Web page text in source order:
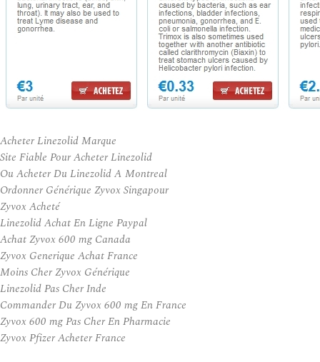
Acheter Linezolid Marque
Site Fiable Pour Acheter Linezolid
Ou Acheter Du Linezolid A Montreal
Ordonner Générique Zyvox Singapour
Zyvox Acheté
Linezolid Achat En Ligne Paypal
Achat Zyvox 600 mg Canada
Zyvox Generique Achat France
Moins Cher Zyvox Générique
Linezolid Pas Cher Inde
Commander Du Zyvox 600 mg En France
Zyvox 600 mg Pas Cher En Pharmacie
Zyvox Pfizer Acheter France